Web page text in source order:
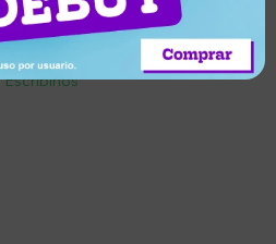
a 19:00 / Sábados 9:30 a 14:00
- Solo Mensajes)
Escribinos